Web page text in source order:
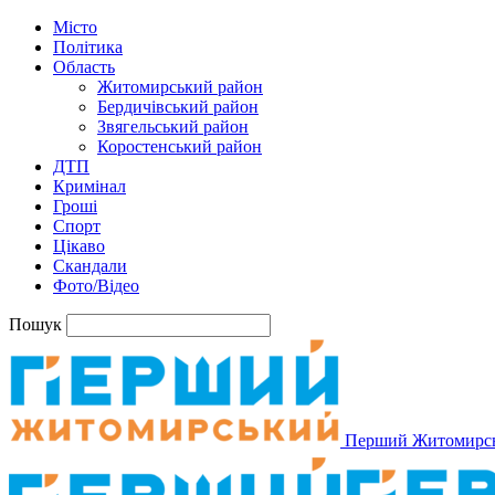
Місто
Політика
Область
Житомирський район
Бердичівський район
Звягельський район
Коростенський район
ДТП
Кримінал
Гроші
Спорт
Цікаво
Скандали
Фото/Відео
Пошук
Перший